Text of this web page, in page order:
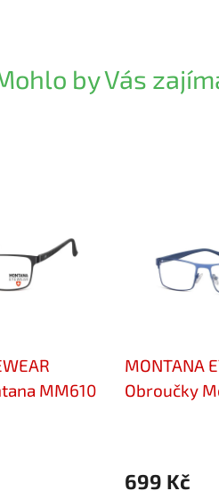
by Vás
MM610
MONTANA
Obroučky
699 Kč